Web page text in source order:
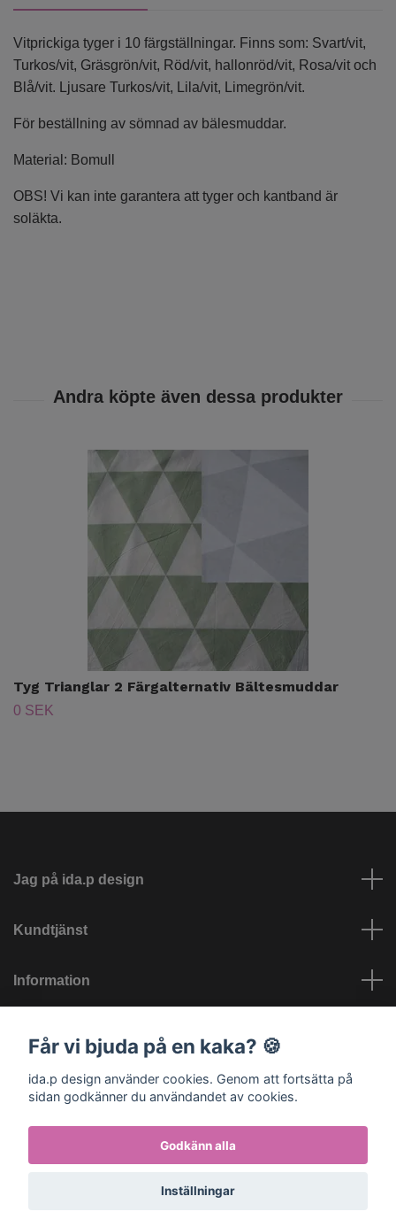
Vitprickiga tyger i 10 färgställningar. Finns som: Svart/vit,
Turkos/vit, Gräsgrön/vit, Röd/vit, hallonröd/vit, Rosa/vit och
Blå/vit. Ljusare Turkos/vit, Lila/vit, Limegrön/vit.
För beställning av sömnad av bälesmuddar.
Material: Bomull
OBS! Vi kan inte garantera att tyger och kantband är
soläkta.
Tyg Trianglar 2 Färgalternativ Bältesmuddar
0 SEK
Jag på ida.p design
Kundtjänst
Information
© 2026 ida.p design - Barnvagnstillbehör och barnkläder
Får vi bjuda på en kaka? 🍪
ida.p design använder cookies. Genom att fortsätta på
sidan godkänner du användandet av cookies.
Godkänn alla
Inställningar